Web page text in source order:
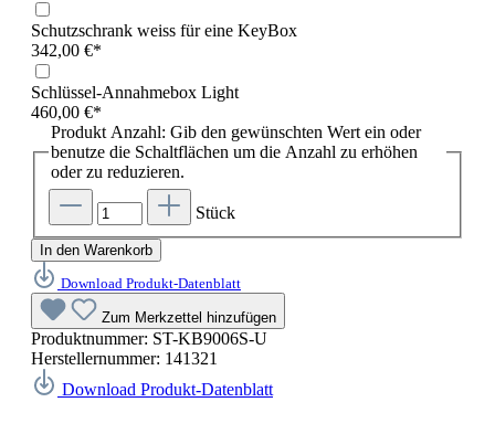
Schutzschrank weiss für eine KeyBox
342,00 €*
Schlüssel-Annahmebox Light
460,00 €*
Produkt Anzahl: Gib den gewünschten Wert ein oder
benutze die Schaltflächen um die Anzahl zu erhöhen
oder zu reduzieren.
Stück
In den Warenkorb
Download Produkt-Datenblatt
Zum Merkzettel hinzufügen
Produktnummer: ST-KB9006S-U
Herstellernummer: 141321
Download Produkt-Datenblatt